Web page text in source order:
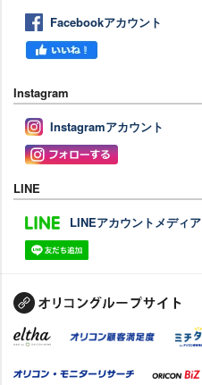
Facebookアカウント
Instagram
Instagramアカウント
LINE
LINEアカウントメディア